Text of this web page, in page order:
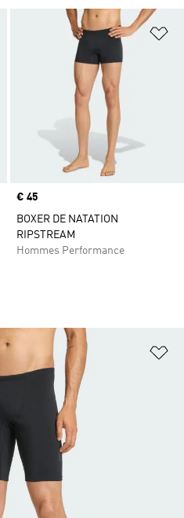
Ajouter à la Liste de produits
Prix
€ 45
BOXER DE NATATION
RIPSTREAM
Hommes Performance